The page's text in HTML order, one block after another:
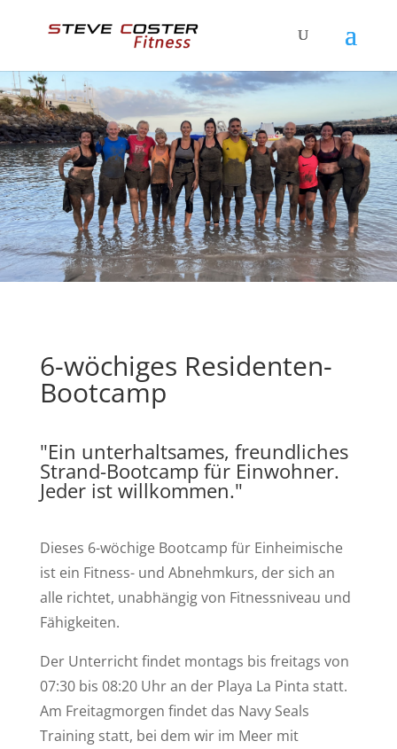
6-wöchiges Residenten-
Bootcamp
"Ein unterhaltsames, freundliches
Strand-Bootcamp für Einwohner.
Jeder ist willkommen."
Dieses 6-wöchige Bootcamp für Einheimische
ist ein Fitness- und Abnehmkurs, der sich an
alle richtet, unabhängig von Fitnessniveau und
Fähigkeiten.
Der Unterricht findet montags bis freitags von
07:30 bis 08:20 Uhr an der Playa La Pinta statt.
Am Freitagmorgen findet das Navy Seals
Training statt, bei dem wir im Meer mit